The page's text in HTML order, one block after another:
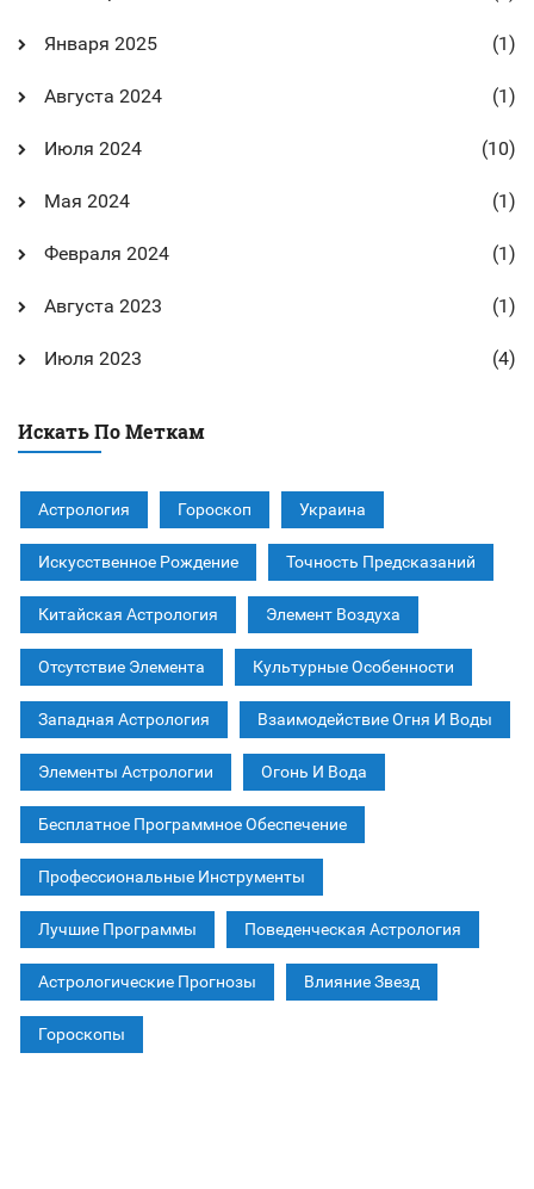
Января 2025 (1)
Августа 2024 (1)
Июля 2024 (10)
Мая 2024 (1)
Февраля 2024 (1)
Августа 2023 (1)
Июля 2023 (4)
Искать По Меткам
Астрология Гороскоп Украина
Искусственное Рождение Точность Предсказаний
Китайская Астрология Элемент Воздуха
Отсутствие Элемента Культурные Особенности
Западная Астрология Взаимодействие Огня И Воды
Элементы Астрологии Огонь И Вода
Бесплатное Программное Обеспечение
Профессиональные Инструменты
Лучшие Программы Поведенческая Астрология
Астрологические Прогнозы Влияние Звезд
Гороскопы